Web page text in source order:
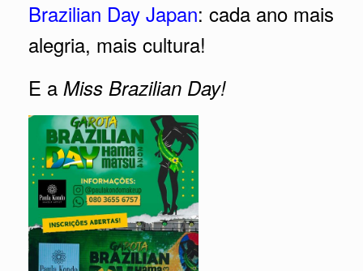
Brazilian Day Japan: cada ano mais
alegria, mais cultura!
E a Miss Brazilian Day!